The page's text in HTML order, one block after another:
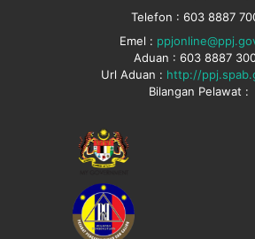
Telefon : 603 8887
Emel :
Aduan : 603 8887
Url Aduan : http://
Bilangan Pelawat :